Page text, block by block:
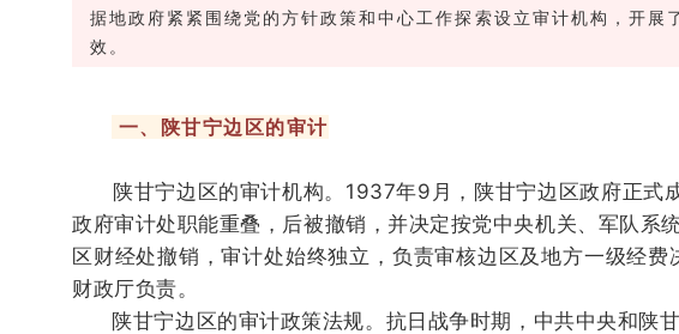
据地政府紧紧围绕党的方针政策和中心工作探索设立审计机构，开
效。
一、陕甘宁边区的审计
陕甘宁边区的审计机构。1937年9月，陕甘宁边区政府正式
政府审计处职能重叠，后被撤销，并决定按党中央机关、军队
区财经处撤销，审计处始终独立，负责审核边区及地方一级经
财政厅负责。
陕甘宁边区的审计政策法规。 抗日战争时期，中共中央和陕